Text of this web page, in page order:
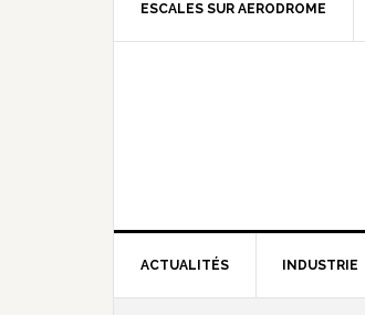
ESCALES SUR AERODROME
ACTUALITÉS INDUSTRIE